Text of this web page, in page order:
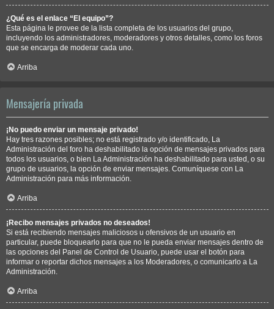
¿Qué es el enlace “El equipo”?
Esta página le provee de la lista completa de los usuarios del grupo,
incluyendo los administradores, moderadores y otros detalles, como los foros
que se encarga de moderar cada uno.
Arriba
Mensajería privada
¡No puedo enviar un mensaje privado!
Hay tres razones posibles; no está registrado y/o identificado, La
Administración del foro ha deshabilitado la opción de mensajes privados para
todos los usuarios, o bien La Administración ha deshabilitado para usted, o su
grupo de usuarios, la opción de enviar mensajes. Comuníquese con La
Administración para más información.
Arriba
¡Recibo mensajes privados no deseados!
Si está recibiendo mensajes maliciosos u ofensivos de un usuario en
particular, puede bloquearlo para que no le pueda enviar mensajes dentro de
las opciones del Panel de Control de Usuario, puede usar el botón para
informar o reportar dichos mensajes a los Moderadores, o comunicarlo a La
Administración.
Arriba